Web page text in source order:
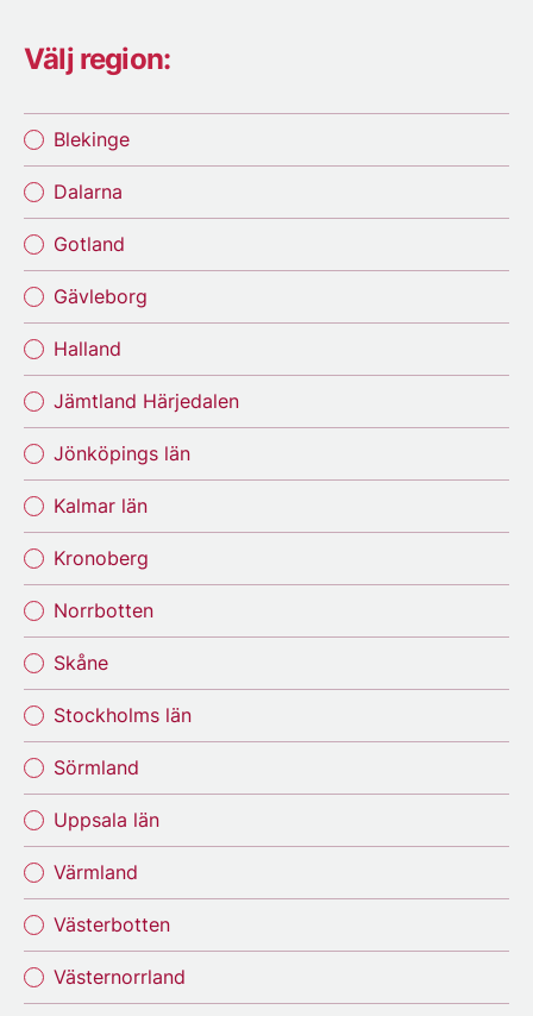
Välj region:
Blekinge
Dalarna
Gotland
Gävleborg
Halland
Jämtland Härjedalen
Jönköpings län
Kalmar län
Kronoberg
Norrbotten
Skåne
Stockholms län
Sörmland
Uppsala län
Värmland
Västerbotten
Västernorrland